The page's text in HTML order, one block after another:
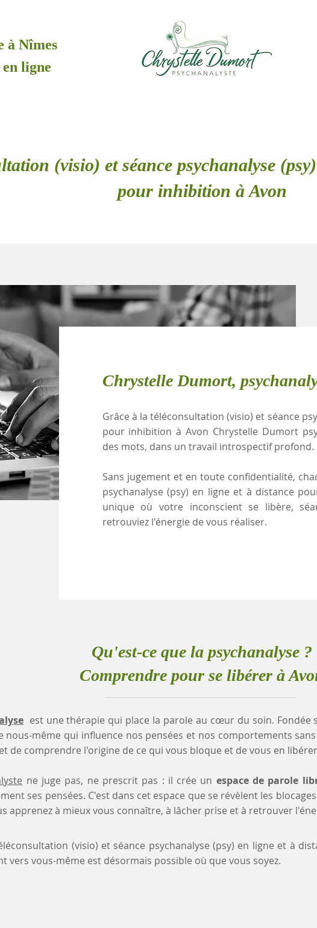
à Nîmes
en ligne
(visio) et séance psychanalyse
pour inhibition à Avon
Chrystelle Dumort,
Grâce à la téléconsultation (visio) et séance
pour inhibition à Avon Chrystelle Dumort
des mots, dans un travail introspectif profond.
Sans jugement et en toute confidentialité,
psychanalyse (psy) en ligne et à distance
unique où votre inconscient se libère,
retrouviez l'énergie de vous réaliser.
Qu'est-ce que la psychanalyse ?
Comprendre pour se libérer à
est une thérapie qui place la parole au cœur du soin. Fondée
nous-même qui influence nos pensées et nos comportements
de comprendre l'origine de ce qui vous bloque et de vous en
ne juge pas, ne prescrit pas : il crée un espace de parole
ses pensées. C'est dans cet espace que se révèlent les
apprenez à mieux vous connaître, à lâcher prise et à retrouver
(visio) et séance psychanalyse (psy) en ligne et à
vers vous-même est désormais possible où que vous soyez.